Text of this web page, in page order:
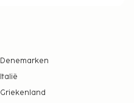
Denemarken
Italië
Griekenland